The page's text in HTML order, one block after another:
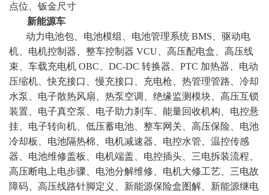
点位、钣金尺寸
新能源车
动力电池包、电池模组、电池管理系统 BMS、驱动电
机、电机控制器、整车控制器 VCU、高压配电盒、高压线
束、车载充电机 OBC、DC-DC 转换器、PTC 加热器、电动
压缩机、快充接口、慢充接口、充电枪、热管理管路、冷却
水泵、电子散热风扇、热泵空调、绝缘监测模块、高压互锁
装置、电子真空泵、电子助力刹车、能量回收机构、电控悬
挂、电子转向机、低压蓄电池、整车网关、高压保险、电池
冷却板、电池隔热棉、电机减速器、电控水管、温控传感
器、电池维修盖板、电机端盖、电控插头、三电拆装流程、
高压断电上电步骤、电池分解维修、电机大修工艺、三电故
障码、高压线路针脚定义、新能源保险盒图解、新能源继电